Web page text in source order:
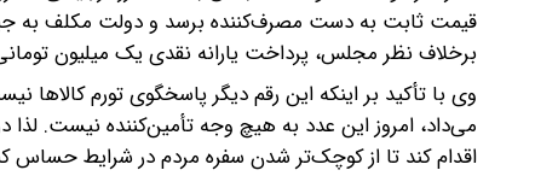
قیمت ثابت به دست مصرف‌کننده برسد و دولت مکلف به
برخلاف نظر مجلس، پرداخت یارانه نقدی یک میلیون
وی با تأکید بر اینکه این رقم دیگر پاسخگوی تورم
می‌داد، امروز این عدد به هیچ وجه تأمین‌کننده نیست.
اقدام کند تا از کوچک‌تر شدن سفره مردم در شرایط حساس